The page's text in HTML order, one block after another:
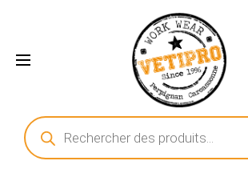
Recherche
de
produits